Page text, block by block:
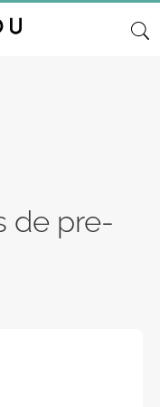
de pre-